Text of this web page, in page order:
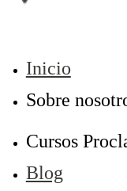
Inicio
Sobre
Cursos
Blog